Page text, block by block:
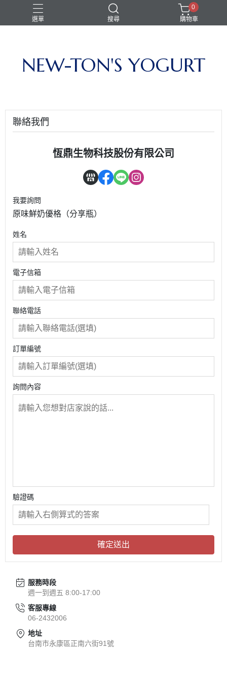
選單 搜尋
0
購物車
NEW-TON'S YOGURT
聯絡我們
恆鼎生物科技股份有限公司
我要詢問
原味鮮奶優格（分享瓶）
姓名
電子信箱
聯絡電話
訂單編號
詢問內容
驗證碼
確定送出
服務時段
週一到週五 8:00-17:00
客服專線
06-2432006
地址
台南市永康區正南六街91號